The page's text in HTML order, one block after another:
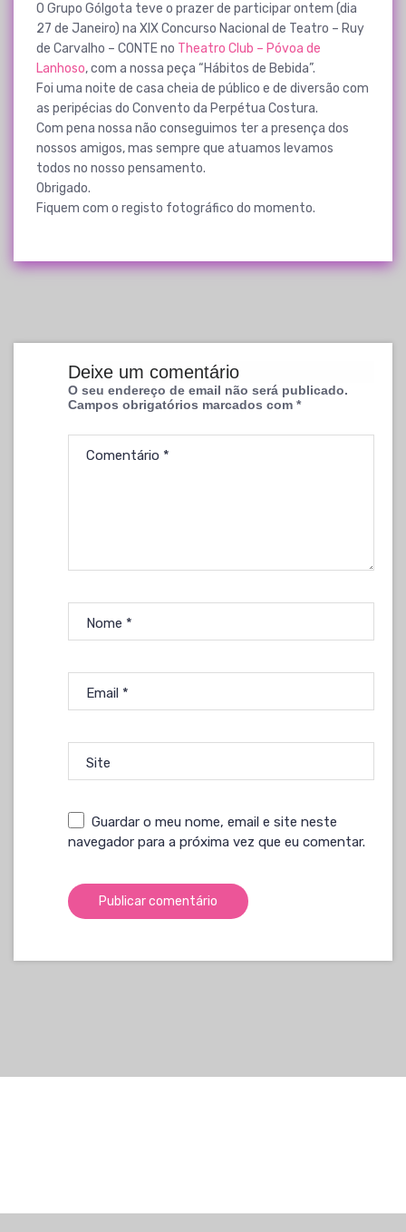
O Grupo Gólgota teve o prazer de participar ontem (dia
27 de Janeiro) na XIX Concurso Nacional de Teatro – Ruy
de Carvalho – CONTE no Theatro Club – Póvoa de
Lanhoso, com a nossa peça “Hábitos de Bebida”.
Foi uma noite de casa cheia de público e de diversão com
as peripécias do Convento da Perpétua Costura.
Com pena nossa não conseguimos ter a presença dos
nossos amigos, mas sempre que atuamos levamos
todos no nosso pensamento.
Obrigado.
Fiquem com o registo fotográfico do momento.
Deixe um comentário
O seu endereço de email não será publicado.
Campos obrigatórios marcados com *
Comentário *
Nome *
Email *
Site
Guardar o meu nome, email e site neste
navegador para a próxima vez que eu comentar.